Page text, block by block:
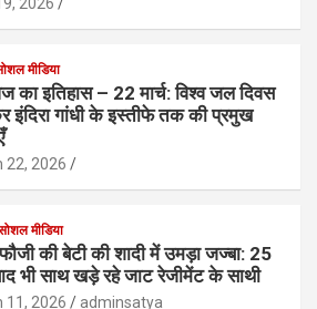
मीडिया
का इतिहास – 22 मार्च: विश्व जल दिवस
इंदिरा गांधी के इस्तीफे तक की प्रमुख
22, 2026
मीडिया
की बेटी की शादी में उमड़ा जज्बा: 25
भी साथ खड़े रहे जाट रेजीमेंट के साथी
11, 2026 adminsatya